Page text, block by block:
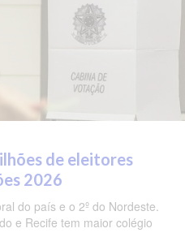
de eleitores
2026
do país e o 2º do Nordeste.
e Recife tem maior colégio